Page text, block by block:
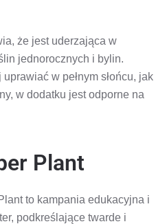
że ​​jest uderzająca w
jednorocznych i bylin.
w pełnym słońcu, jak
w dodatku jest odporne na
Plant
to kampania edukacyjna i
podkreślające twarde i